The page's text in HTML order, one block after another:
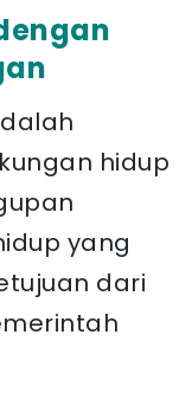
hidup
yang
dari